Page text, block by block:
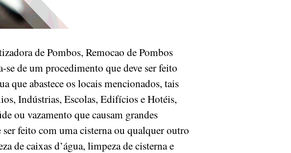
de Pombos, Remocao de Pombos
de um procedimento que deve ser feito
que abastece os locais mencionados, tais
Indústrias, Escolas, Edifícios e Hotéis,
ou vazamento que causam grandes
feito com uma cisterna ou qualquer outro
de caixas d’água, limpeza de cisterna e